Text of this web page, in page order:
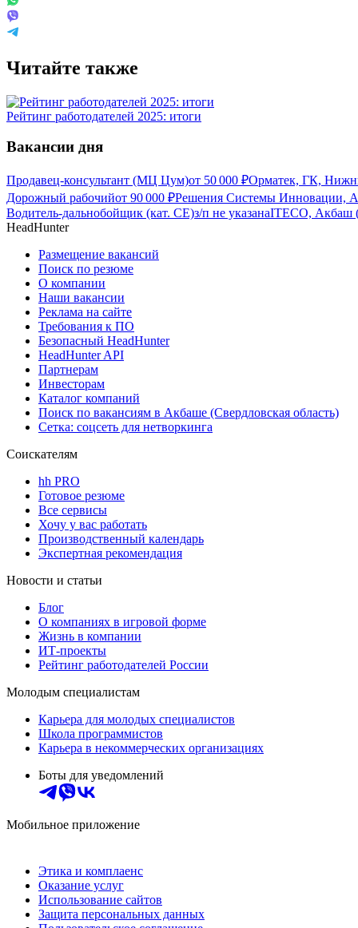
Читайте также
Рейтинг работодателей 2025: итоги
Вакансии дня
Продавец-консультант (МЦ Цум)от 50 000 ₽Орматек, ГК,
Дорожный рабочийот 90 000 ₽Решения Системы Инновации,
Водитель-дальнобойщик (кат. CE)з/п не указанаITECO, Акбаш
HeadHunter
Размещение вакансий
Поиск по резюме
О компании
Наши вакансии
Реклама на сайте
Требования к ПО
Безопасный HeadHunter
HeadHunter API
Партнерам
Инвесторам
Каталог компаний
Поиск по вакансиям в Акбаше (Свердловская область)
Сетка: соцсеть для нетворкинга
Соискателям
hh PRO
Готовое резюме
Все сервисы
Хочу у вас работать
Производственный календарь
Экспертная рекомендация
Новости и статьи
Блог
О компаниях в игровой форме
Жизнь в компании
ИТ-проекты
Рейтинг работодателей России
Молодым специалистам
Карьера для молодых специалистов
Школа программистов
Карьера в некоммерческих организациях
Боты для уведомлений
Мобильное приложение
Этика и комплаенс
Оказание услуг
Использование сайтов
Защита персональных данных